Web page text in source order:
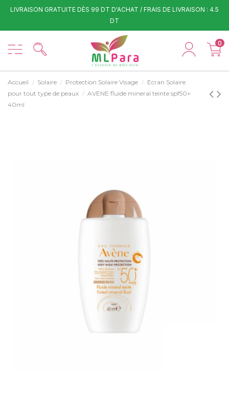
LIVRAISON GRATUITE DÈS 99 DT D'ACHAT / FRAIS DE LIVRAISON : 4.5
DT
0
Accueil Solaire Protection Solaire Visage
Ecran Solaire
pour tout type de peaux
AVENE fluide mineral teinte spf50+
40ml